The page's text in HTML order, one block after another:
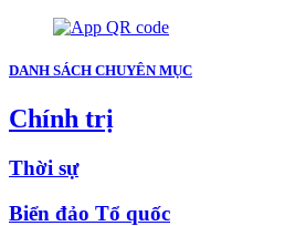
DANH SÁCH CHUYÊN MỤC
Chính trị
Thời sự
Biển đảo Tổ quốc